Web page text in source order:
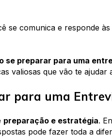
se comunica e responde
se preparar para uma
valiosas que vão te ajudar
para uma
preparação e estratégia.
pode fazer toda a